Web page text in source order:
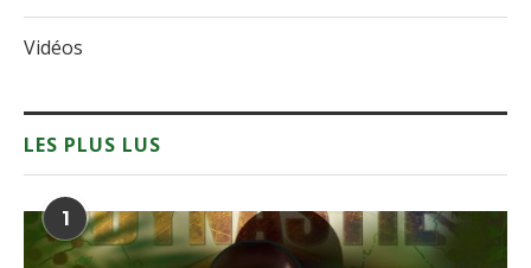
Vidéos
LES PLUS LUS
1